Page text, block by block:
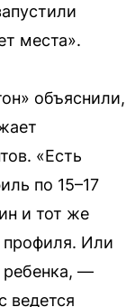
места».
объяснили,
«Есть
по 15–17
и тот же
профиля. Или
ребенка, —
ведется